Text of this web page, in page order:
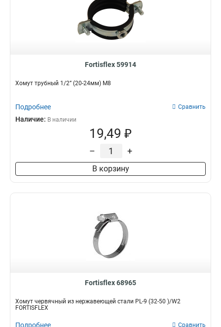
Fortisflex 59914
Хомут трубный 1/2” (20-24мм) М8
Подробнее Сравнить
Наличие: В наличии
19,49 ₽
– +
В корзину
Fortisflex 68965
Хомут червячный из нержавеющей стали PL-9 (32-50 )/W2
FORTISFLEX
Подробнее Сравнить